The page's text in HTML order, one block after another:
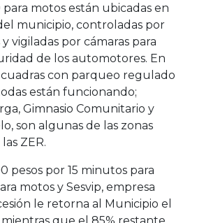
motos están ubicadas en
municipio, controladas por
vigiladas por cámaras para
de los automotores. En
con parqueo regulado
están funcionando;
Gimnasio Comunitario y
son algunas de las zonas
ZER.
pesos por 15 minutos para
motos y Sesvip, empresa
le retorna al Municipio el
que el 85% restante